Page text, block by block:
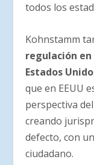
todos los
Kohnstamm
regulación
Estados
que en EEUU
perspectiva
creando
defecto, con
ciudadano.